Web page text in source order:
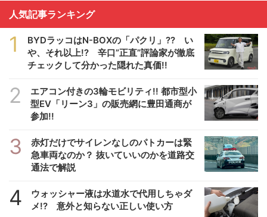
人気記事ランキング
1
BYDラッコはN-BOXの「パクリ」?? い
や、それ以上!? 辛口”正直”評論家が徹底
チェックして分かった隠れた真価!!
2
エアコン付きの3輪モビリティ!! 都市型小
型EV「リーン3」の販売網に豊田通商が
参加!!
3
赤灯だけでサイレンなしのパトカーは緊
急車両なのか？ 抜いていいのかを道路交
通法で解説
4
ウォッシャー液は水道水で代用しちゃダ
メ!? 意外と知らない正しい使い方